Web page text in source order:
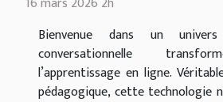
Bienvenue dans un
conversationnelle
l’apprentissage en ligne.
pédagogique, cette technologie